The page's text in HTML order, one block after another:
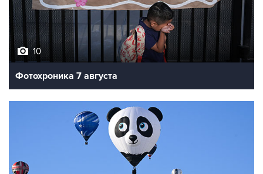
10
Фотохроника 7 августа